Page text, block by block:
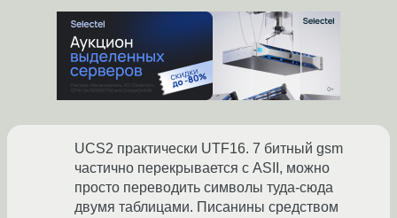
UCS2 практически UTF16. 7 битный gsm
частично перекрывается с ASII, можно
просто переводить символы туда-сюда
двумя таблицами. Писанины средством